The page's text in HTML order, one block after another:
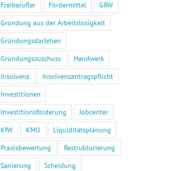
Freiberufler
Fördermittel
GRW
Gründung aus der Arbeitslosigkeit
Gründungsdarlehen
Gründungszuschuss
Handwerk
Insolvenz
Insolvenzantragspflicht
Investitionen
Investitionsförderung
Jobcenter
KfW
KMU
Liquiditätsplanung
Praxisbewertung
Restrukturierung
Sanierung
Scheidung